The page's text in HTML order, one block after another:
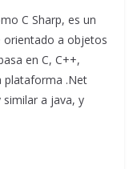
C Sharp, es un
a objetos
en C, C++,
plataforma .Net
a java, y